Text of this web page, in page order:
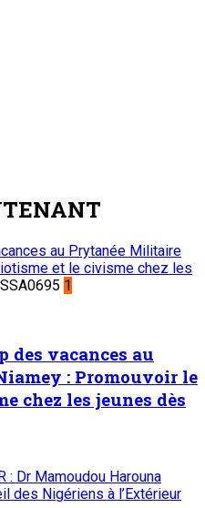
au Prytanée Militaire
et le civisme chez les
1
des vacances au
: Promouvoir le
chez les jeunes dès
: Dr Mamoudou Harouna
des Nigériens à l’Extérieur